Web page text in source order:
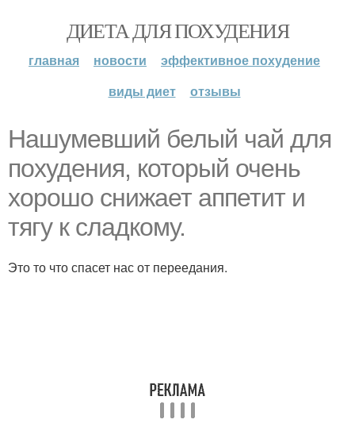
ДИЕТА ДЛЯ ПОХУДЕНИЯ
главная новости
эффективное похудение
виды диет
отзывы
Нашумевший белый чай для
похудения, который очень
хорошо снижает аппетит и
тягу к сладкому.
Это то что спасет нас от переедания.